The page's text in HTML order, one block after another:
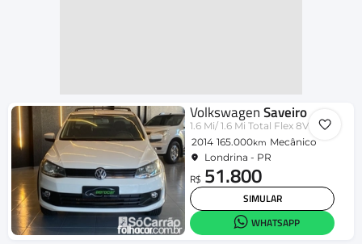
VolkswagenSaveiro
1.6 Mi/ 1.6 Mi Total Flex 8V
2014 165.000km Mecânico
Londrina - PR
R$ 51.800
SIMULAR
WHATSAPP